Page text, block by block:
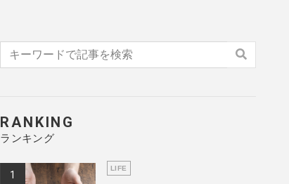
RANKING
ランキング
LIFE